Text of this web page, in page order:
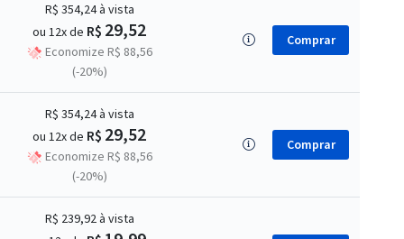
R$ 354,24à vista
ou 12x de R$ 29,52
Economize R$ 88,56
(-20%)
Comprar
R$ 354,24à vista
ou 12x de R$ 29,52
Economize R$ 88,56
(-20%)
Comprar
R$ 239,92à vista